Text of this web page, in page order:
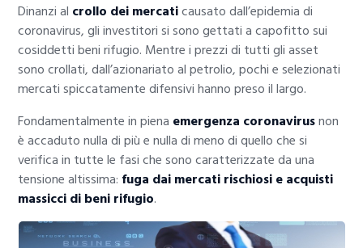
Dinanzi al crollo dei mercaticausato dall’epidemia di
coronavirus, gli investitori si sono gettati a capofitto sui
cosiddetti beni rifugio. Mentre i prezzi di tutti gli asset
sono crollati, dall’azionariato al petrolio, pochi e selezionati
mercati spiccatamente difensivi hanno preso il largo.
Fondamentalmente in piena emergenza coronavirusnon
è accaduto nulla di più e nulla di meno di quello che si
verifica in tutte le fasi che sono caratterizzate da una
tensione altissima: fuga dai mercati rischiosi e acquisti
massicci di beni rifugio.